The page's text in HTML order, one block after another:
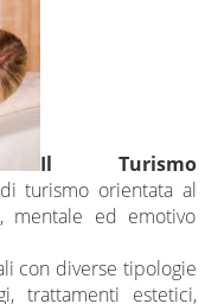
Il Turismo
turismo orientata al
mentale ed emotivo
con diverse tipologie
trattamenti estetici,